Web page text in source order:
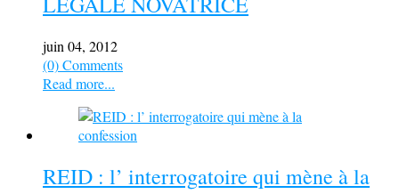
juin 04, 2012
(0) Comments
Read more...
REID : l’ interrogatoire qui mène à la